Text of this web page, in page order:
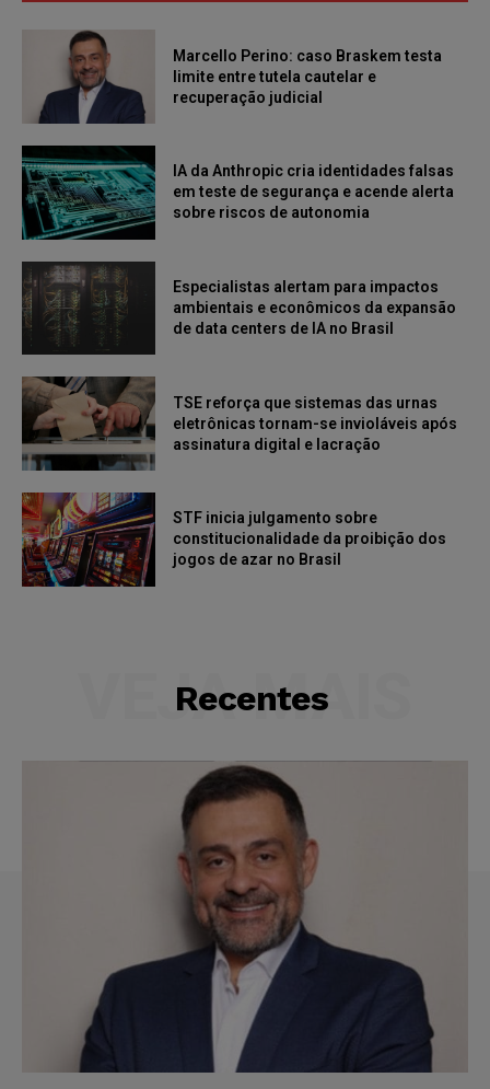
Marcello Perino: caso Braskem testa
limite entre tutela cautelar e
recuperação judicial
IA da Anthropic cria identidades falsas
em teste de segurança e acende alerta
sobre riscos de autonomia
Especialistas alertam para impactos
ambientais e econômicos da expansão
de data centers de IA no Brasil
TSE reforça que sistemas das urnas
eletrônicas tornam-se invioláveis após
assinatura digital e lacração
STF inicia julgamento sobre
constitucionalidade da proibição dos
jogos de azar no Brasil
Recentes
VEJA MAIS